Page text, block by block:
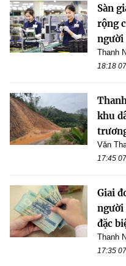
Sàn
rộng
người
Thanh
18:18
khu
Văn
17:45
Giai
người
đặc
Thanh
17:35